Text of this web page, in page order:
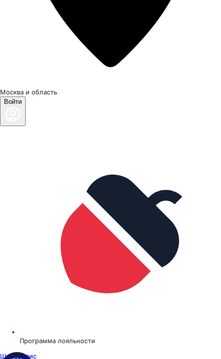
Москва и область
Войти
Программа лояльности
Шинсервис